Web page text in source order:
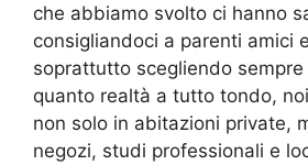
che abbiamo svolto ci hanno
consigliandoci a parenti amici
soprattutto scegliendo sempre
quanto realtà a tutto tondo,
non solo in abitazioni private,
negozi, studi professionali e